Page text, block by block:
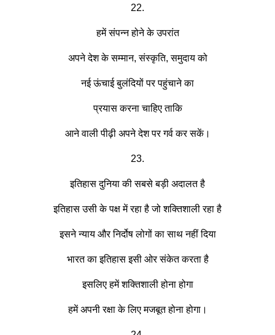
22.
हमें संपन्न होने के उपरांत
अपने देश के सम्मान, संस्कृति, समुदाय को
नई ऊंचाई बुलंदियों पर पहुंचाने का
प्रयास करना चाहिए ताकि
आने वाली पीढ़ी अपने देश पर गर्व कर सकें।
23.
इतिहास दुनिया की सबसे बड़ी अदालत है
इतिहास उसी के पक्ष में रहा है जो शक्तिशाली रहा है
इसने न्याय और निर्दोष लोगों का साथ नहीं दिया
भारत का इतिहास इसी ओर संकेत करता है
इसलिए हमें शक्तिशाली होना होगा
हमें अपनी रक्षा के लिए मजबूत होना होगा।